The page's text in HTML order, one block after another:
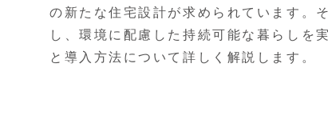
の新たな住宅設計が求められています。
し、環境に配慮した持続可能な暮らしを
と導入方法について詳しく解説します。